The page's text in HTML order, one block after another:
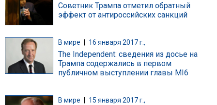
Советник Трампа отметил обратный
эффект от антироссийских санкций
В мире 16 января 2017 г.,
The Independent: сведения из досье на
Трампа содержались в первом
публичном выступлении главы MI6
В мире 15 января 2017 г.,